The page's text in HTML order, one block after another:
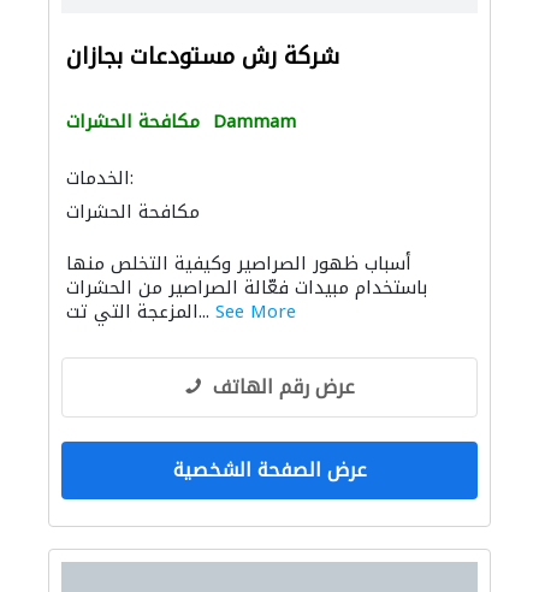
شركة رش مستودعات بجازان
مكافحة الحشرات Dammam
الخدمات:
مكافحة الحشرات
أسباب ظهور الصراصير وكيفية التخلص منها
باستخدام مبيدات فعّالة الصراصير من الحشرات
المزعجة التي تت... See More
عرض رقم الهاتف
عرض الصفحة الشخصية